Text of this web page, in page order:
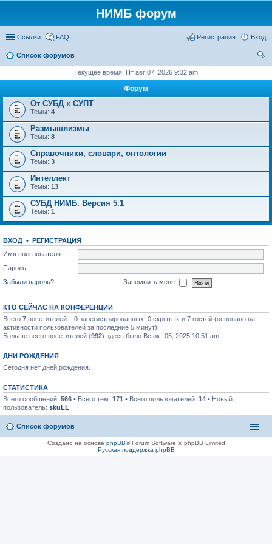
НИМБ форум
Ссылки FAQ Вход
Регистрация
Список форумов
Текущее время: Пт авг 07, 2026 9:32 am
Форум
От СУБД к СУПТ
Темы: 4
Размышлизмы
Темы: 8
Справочники, словари, онтологии
Темы: 3
Интеллект
Темы: 13
СУБД НИМБ. Версия 5.1
Темы: 1
ВХОД • РЕГИСТРАЦИЯ
Имя пользователя:
Пароль:
Забыли пароль?
Запомнить меня
КТО СЕЙЧАС НА КОНФЕРЕНЦИИ
Всего 7 посетителей :: 0 зарегистрированных, 0 скрытых и 7 гостей (основано на
активности пользователей за последние 5 минут)
Больше всего посетителей (992) здесь было Вс окт 05, 2025 10:51 am
ДНИ РОЖДЕНИЯ
Сегодня нет дней рождения.
СТАТИСТИКА
Всего сообщений: 566 • Всего тем: 171 • Всего пользователей: 14 • Новый
пользователь: skuLL
Список форумов
Создано на основе phpBB® Forum Software © phpBB Limited
Русская поддержка phpBB